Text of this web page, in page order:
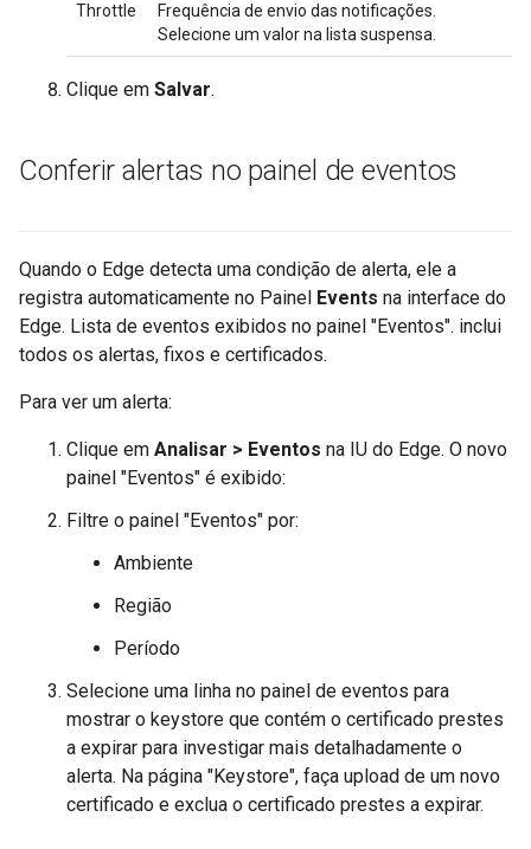
Throttle
Frequência de envio das notificações.
Selecione um valor na lista suspensa.
Clique em Salvar.
Conferir alertas no painel de eventos
Quando o Edge detecta uma condição de alerta, ele a
registra automaticamente no Painel Events na interface do
Edge. Lista de eventos exibidos no painel "Eventos". inclui
todos os alertas, fixos e certificados.
Para ver um alerta:
Clique em Analisar > Eventos na IU do Edge. O novo
painel "Eventos" é exibido:
Filtre o painel "Eventos" por:
Ambiente
Região
Período
Selecione uma linha no painel de eventos para
mostrar o keystore que contém o certificado prestes
a expirar para investigar mais detalhadamente o
alerta. Na página "Keystore", faça upload de um novo
certificado e exclua o certificado prestes a expirar.